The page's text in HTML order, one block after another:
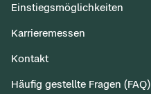
Einstiegsmöglichkeiten
Karrieremessen
Kontakt
Häufig gestellte Fragen (FAQ)